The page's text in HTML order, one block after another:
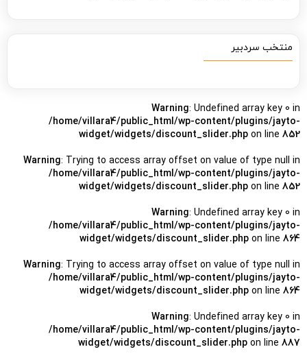
منتخب سردبیر
Warning: Undefined array key 0 in
/home/villara4/public_html/wp-content/plugins/jayto-
widget/widgets/discount_slider.php on line 852
Warning: Trying to access array offset on value of type null in
/home/villara4/public_html/wp-content/plugins/jayto-
widget/widgets/discount_slider.php on line 852
Warning: Undefined array key 0 in
/home/villara4/public_html/wp-content/plugins/jayto-
widget/widgets/discount_slider.php on line 864
Warning: Trying to access array offset on value of type null in
/home/villara4/public_html/wp-content/plugins/jayto-
widget/widgets/discount_slider.php on line 864
Warning: Undefined array key 0 in
/home/villara4/public_html/wp-content/plugins/jayto-
widget/widgets/discount_slider.php on line 887